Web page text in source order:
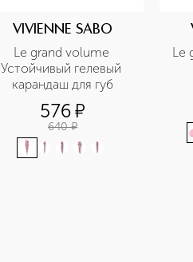
VIVIENNE SABO
Le grand volume
Устойчивый гелевый
карандаш для губ
576¤
640 ¤
Le